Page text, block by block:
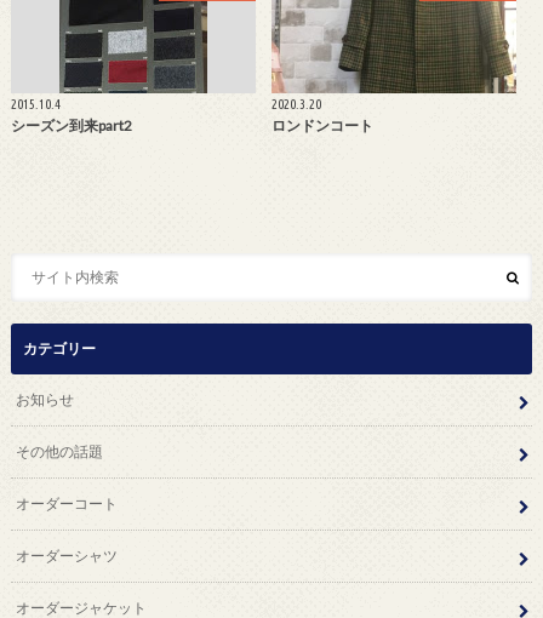
2015.10.4
シーズン到来part2
2020.3.20
ロンドンコート
カテゴリー
お知らせ
その他の話題
オーダーコート
オーダーシャツ
オーダージャケット